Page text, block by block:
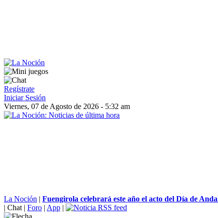
Regístrate
Iniciar Sesión
Viernes, 07 de Agosto de 2026 - 5:32 am
La Noción | Fuengirola celebrará este año el acto del Día de
| Chat | Foro | App |